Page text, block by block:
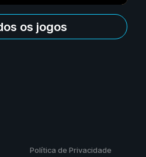
os jogos
Política de Privacidade